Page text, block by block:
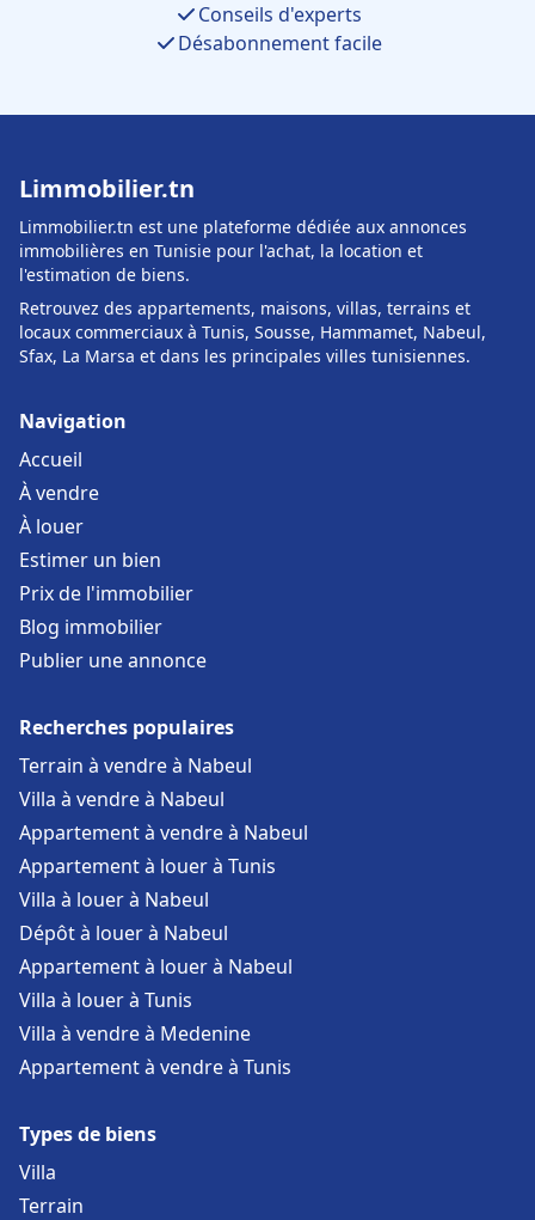
Conseils d'experts
Désabonnement facile
Limmobilier.tn
Limmobilier.tn est une plateforme dédiée aux annonces
immobilières en Tunisie pour l'achat, la location et
l'estimation de biens.
Retrouvez des appartements, maisons, villas, terrains et
locaux commerciaux à Tunis, Sousse, Hammamet, Nabeul,
Sfax, La Marsa et dans les principales villes tunisiennes.
Navigation
Accueil
À vendre
À louer
Estimer un bien
Prix de l'immobilier
Blog immobilier
Publier une annonce
Recherches populaires
Terrain à vendre à Nabeul
Villa à vendre à Nabeul
Appartement à vendre à Nabeul
Appartement à louer à Tunis
Villa à louer à Nabeul
Dépôt à louer à Nabeul
Appartement à louer à Nabeul
Villa à louer à Tunis
Villa à vendre à Medenine
Appartement à vendre à Tunis
Types de biens
Villa
Terrain